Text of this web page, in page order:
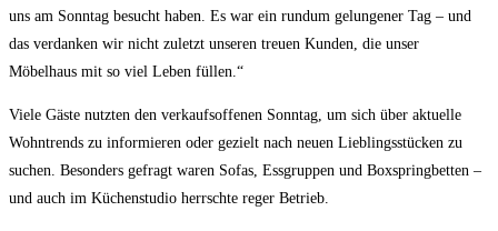
uns am Sonntag besucht haben. Es war ein rundum gelungener Tag – und
das verdanken wir nicht zuletzt unseren treuen Kunden, die unser
Möbelhaus mit so viel Leben füllen.“
Viele Gäste nutzten den verkaufsoffenen Sonntag, um sich über aktuelle
Wohntrends zu informieren oder gezielt nach neuen Lieblingsstücken zu
suchen. Besonders gefragt waren Sofas, Essgruppen und Boxspringbetten –
und auch im Küchenstudio herrschte reger Betrieb.